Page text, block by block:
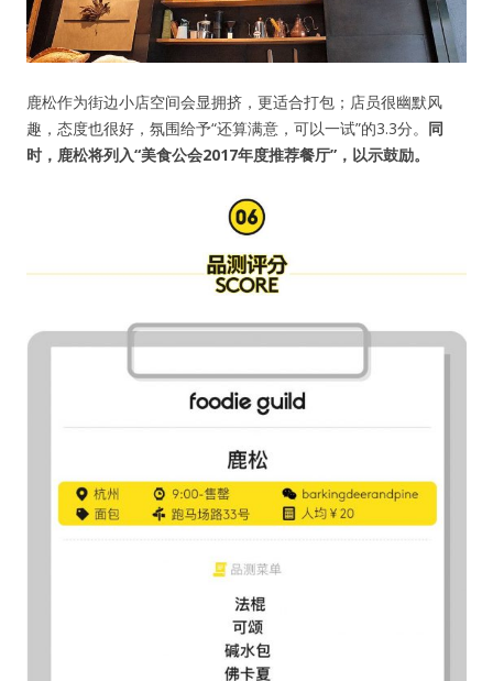
鹿松作为街边小店空间会显拥挤，更适合打包；店员很幽默风
趣，态度也很好，氛围给予“还算满意，可以一试”的3.3分。 同
时，鹿松将列入“美食公会2017年度推荐餐厅”，以示鼓励。